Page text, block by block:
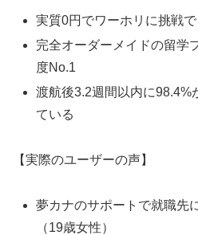
実質0円でワーホリに挑戦で
完全オーダーメイドの留学
度No.1
渡航後3.2週間以内に98.4%
ている
【実際のユーザーの声】
夢カナのサポートで就職先
（19歳女性）